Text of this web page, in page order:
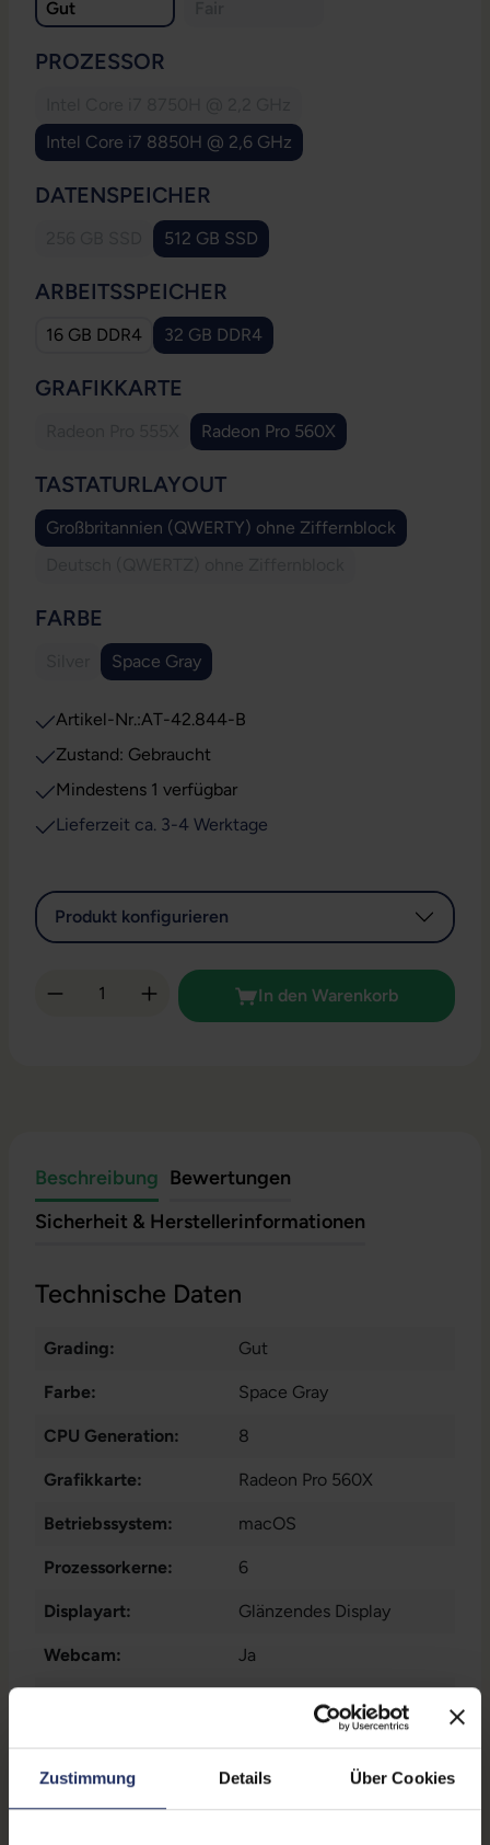
Zustimmung Details Über Cookies
Gut
PROZESSOR
Intel Core i7 8850H @ 2,6 GHz
DATENSPEICHER
(Diese Option ist zurzeit nicht verfügbar.)
512 GB SSD
ARBEITSSPEICHER
16 GB DDR4 32 GB DDR4
GRAFIKKARTE
(Diese Option ist zurzeit nicht verfügbar.)
Radeon Pro 560X
TASTATURLAYOUTAUSWÄHLEN
Großbritannien (QWERTY) ohne Ziffernblock
FARBE
(Diese Option ist zurzeit nicht verfügbar.)
Space Gray
Artikel-Nr.:AT-42.844-B
Zustand: Gebraucht
Mindestens 1 verfügbar
Lieferzeit ca. 3-4 Werktage
Produkt konfigurieren
Produkt Anzahl: Gib den gewünschten
In den Warenkorb
Beschreibung Bewertungen
Sicherheit & Herstellerinformationen
Technische Daten
Grading: Gut
Farbe: Space Gray
CPU Generation: 8
Grafikkarte: Radeon Pro 560X
Betriebssystem: macOS
Prozessorkerne: 6
Displayart: Glänzendes Display
Webcam: Ja
Schnittstellen:
1x Audio - Ausgang - 3.5
mm
, 1x Bluetooth
, 1x W-